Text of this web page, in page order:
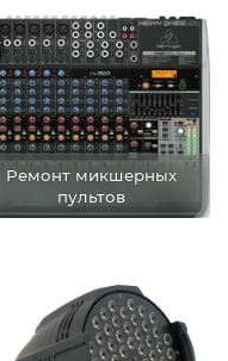
Ремонт микшерных
пультов